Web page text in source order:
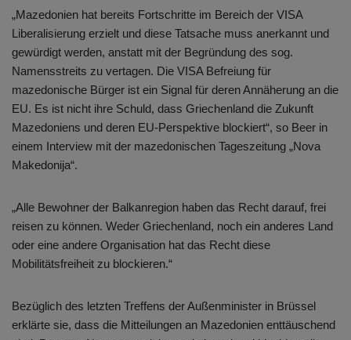
„Mazedonien hat bereits Fortschritte im Bereich der VISA
Liberalisierung erzielt und diese Tatsache muss anerkannt und
gewürdigt werden, anstatt mit der Begründung des sog.
Namensstreits zu vertagen. Die VISA Befreiung für
mazedonische Bürger ist ein Signal für deren Annäherung an die
EU. Es ist nicht ihre Schuld, dass Griechenland die Zukunft
Mazedoniens und deren EU-Perspektive blockiert“, so Beer in
einem Interview mit der mazedonischen Tageszeitung „Nova
Makedonija“.
„Alle Bewohner der Balkanregion haben das Recht darauf, frei
reisen zu können. Weder Griechenland, noch ein anderes Land
oder eine andere Organisation hat das Recht diese
Mobilitätsfreiheit zu blockieren.“
Bezüglich des letzten Treffens der Außenminister in Brüssel
erklärte sie, dass die Mitteilungen an Mazedonien enttäuschend